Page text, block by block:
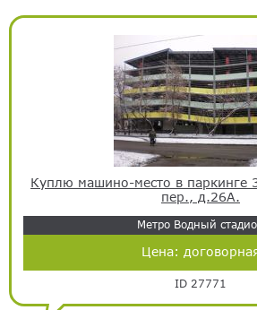
Куплю машино-место в паркинге
пер., д.26А.
Метро Водный
Цена:
ID 27771